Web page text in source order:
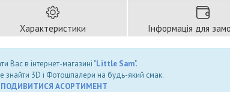
Характеристики Інформація для
Вас в інтернет-магазині "Little Sam".
знайти 3D і Фотошпалери на будь-який смак.
ПОДИВИТИСЯ АСОРТИМЕНТ